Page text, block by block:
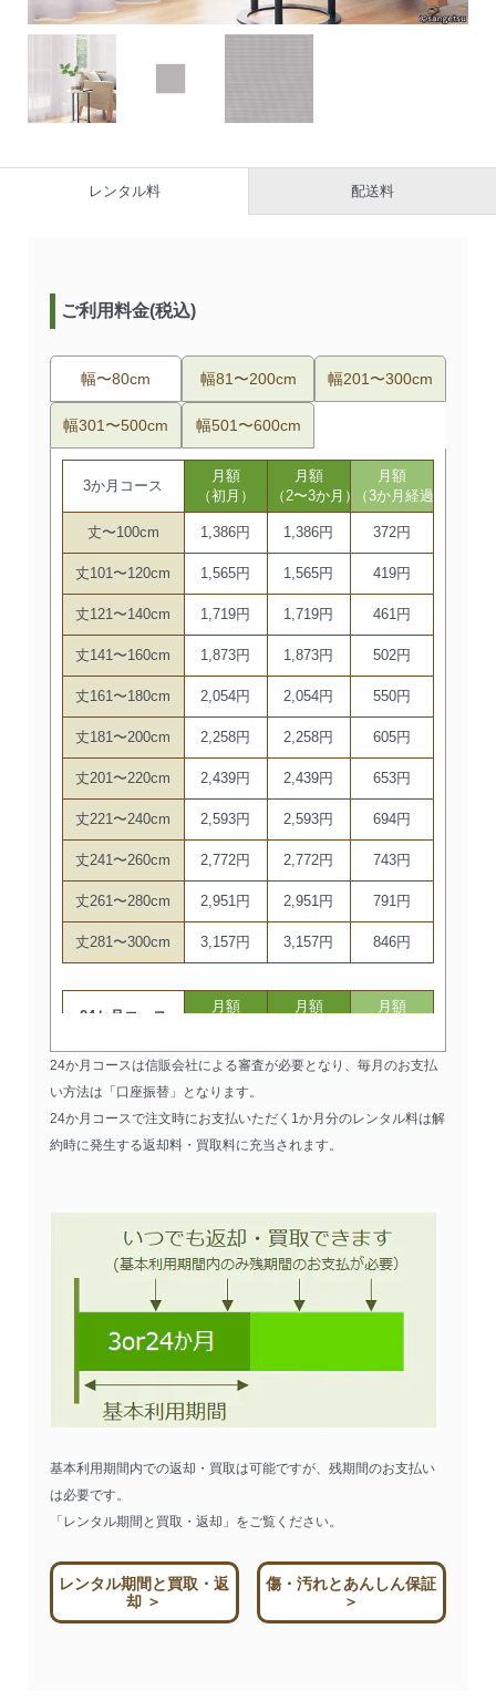
レンタル料 配送料
ご利用料金(税込)
幅〜80cm 幅81〜200cm 幅201〜300cm
幅301〜500cm 幅501〜600cm
3か月コース
月額
（初月）
月額
（2〜3か月）
月額
（3か月経過後）
丈〜100cm 1,386円 1,386円 372円
丈101〜120cm 1,565円 1,565円 419円
丈121〜140cm 1,719円 1,719円 461円
丈141〜160cm 1,873円 1,873円 502円
丈161〜180cm 2,054円 2,054円 550円
丈181〜200cm 2,258円 2,258円 605円
丈201〜220cm 2,439円 2,439円 653円
丈221〜240cm 2,593円 2,593円 694円
丈241〜260cm 2,772円 2,772円 743円
丈261〜280cm 2,951円 2,951円 791円
丈281〜300cm 3,157円 3,157円 846円
24か月コース
月額
月額
月額
丈〜100cm 2,540円 100円 229円
丈101〜120cm 1,048円
丈121〜140cm 1,563円 200円
2,679円 200円 272円
丈181〜200cm 1,271円 300円 286円
丈201〜220cm 1,872円 300円 297円
丈221〜240cm 2,387円
丈241〜260cm 2,987円
丈261〜280cm 1,495円 400円 330円
丈281〜300cm 2,181円 400円 344円
24か月コースは信販会社による審査が必要となり、毎月のお支払
い方法は「口座振替」となります。
24か月コースで注文時にお支払いただく1か月分のレンタル料は解
約時に発生する返却料・買取料に充当されます。
基本利用期間内での返却・買取は可能ですが、残期間のお支払い
は必要です。
「レンタル期間と買取・返却」をご覧ください。
レンタル期間と買取・返
却 ＞
傷・汚れとあんしん保証
＞